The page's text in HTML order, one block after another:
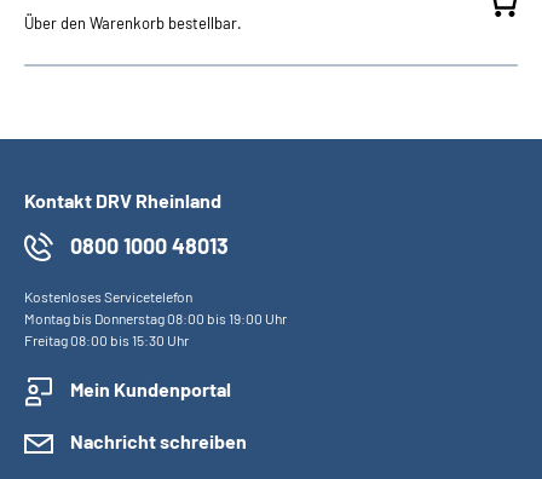
Über den Warenkorb bestellbar.
Kontakt DRV Rheinland
0800 1000 48013
Kostenloses Servicetelefon
Montag bis Donnerstag 08:00 bis 19:00 Uhr
Freitag 08:00 bis 15:30 Uhr
Mein Kundenportal
Nachricht schreiben